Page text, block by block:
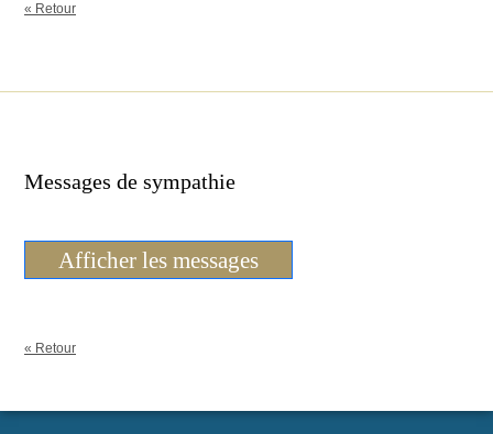
« Retour
Messages de sympathie
Afficher les messages
« Retour